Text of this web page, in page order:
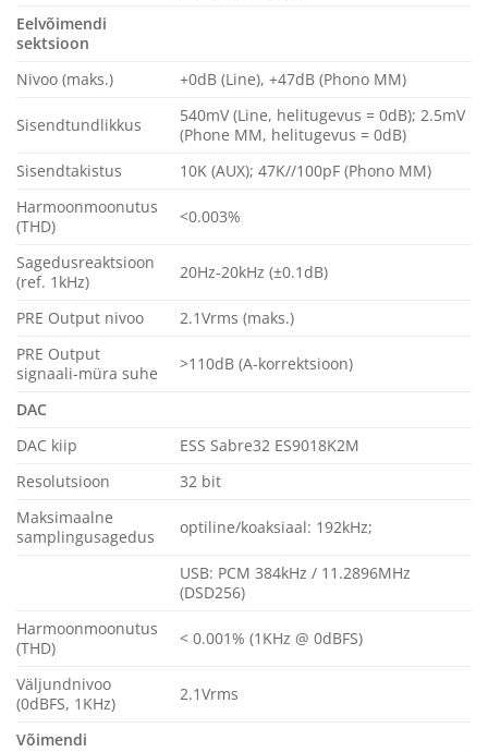
Eelvõimendi
sektsioon
Nivoo (maks.)
+0dB (Line), +47dB (Phono MM)
Sisendtundlikkus
540mV (Line, helitugevus = 0dB); 2.5mV
(Phone MM, helitugevus = 0dB)
Sisendtakistus
10K (AUX); 47K//100pF (Phono MM)
Harmoonmoonutus
(THD)
<0.003%
Sagedusreaktsioon
(ref. 1kHz)
20Hz-20kHz (±0.1dB)
PRE Output nivoo
2.1Vrms (maks.)
PRE Output
signaali-müra suhe
>110dB (A-korrektsioon)
DAC
DAC kiip
ESS Sabre32 ES9018K2M
Resolutsioon
32 bit
Maksimaalne
samplingusagedus
optiline/koaksiaal: 192kHz;
USB: PCM 384kHz / 11.2896MHz
(DSD256)
Harmoonmoonutus
(THD)
< 0.001% (1KHz @ 0dBFS)
Väljundnivoo
(0dBFS, 1KHz)
2.1Vrms
Võimendi